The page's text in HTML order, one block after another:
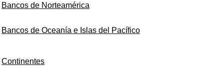
Bancos de Norteamérica
Bancos de Oceanía e Islas del Pacífico
Continentes